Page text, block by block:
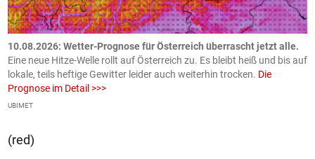
10.08.2026: Wetter-Prognose für Österreich überrascht jetzt alle.
Eine neue Hitze-Welle rollt auf Österreich zu. Es bleibt heiß und bis auf
lokale, teils heftige Gewitter leider auch weiterhin trocken. Die
Prognose im Detail >>>
UBIMET
(red)